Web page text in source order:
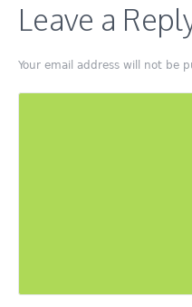
Leave a
Your email address will not be